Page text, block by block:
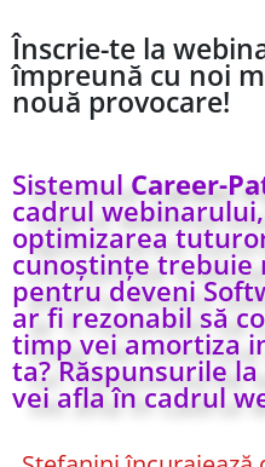
Înscrie-te la
împreună cu noi
nouă provocare!
SistemulCareer-
cadrul
optimizarea
cunoștințe trebuie
pentru deveni
ar fi rezonabil să
timp vei amortiza
ta? Răspunsurile
vei afla în cadrul